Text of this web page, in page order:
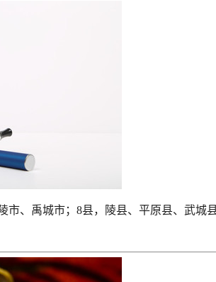
市、禹城市；8县，陵县、平原县、武城